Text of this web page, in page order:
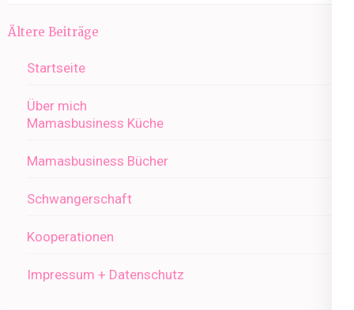
Beitragsnavigation
Ältere Beiträge
Startseite
Über mich
Mamasbusiness Küche
Mamasbusiness Bücher
Schwangerschaft
Kooperationen
Impressum + Datenschutz